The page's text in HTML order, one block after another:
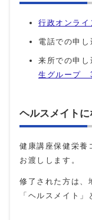
行政オンライ
電話での申
来所での申し
生グループ
ヘルスメイト
健康講座保健栄養
お渡しします。
修了された方は、
「ヘルスメイト